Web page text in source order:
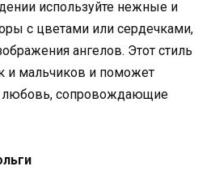
используйте нежные и
с цветами или сердечками,
ангелов. Этот стиль
и мальчиков и поможет
любовь, сопровождающие